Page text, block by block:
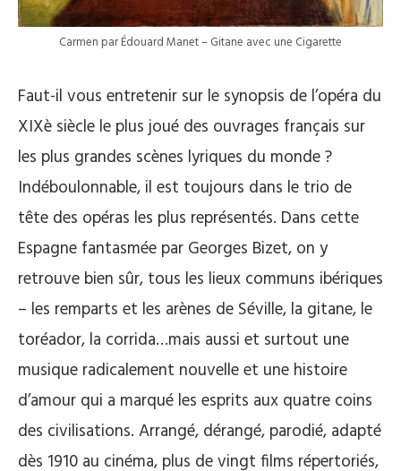
Carmen par Édouard Manet – Gitane avec une Cigarette
Faut-il vous entretenir sur le synopsis de l’opéra du
XIXè siècle le plus joué des ouvrages français sur
les plus grandes scènes lyriques du monde ?
Indéboulonnable, il est toujours dans le trio de
tête des opéras les plus représentés. Dans cette
Espagne fantasmée par Georges Bizet, on y
retrouve bien sûr, tous les lieux communs ibériques
– les remparts et les arènes de Séville, la gitane, le
toréador, la corrida…mais aussi et surtout une
musique radicalement nouvelle et une histoire
d’amour qui a marqué les esprits aux quatre coins
des civilisations. Arrangé, dérangé, parodié, adapté
dès 1910 au cinéma, plus de vingt films répertoriés,